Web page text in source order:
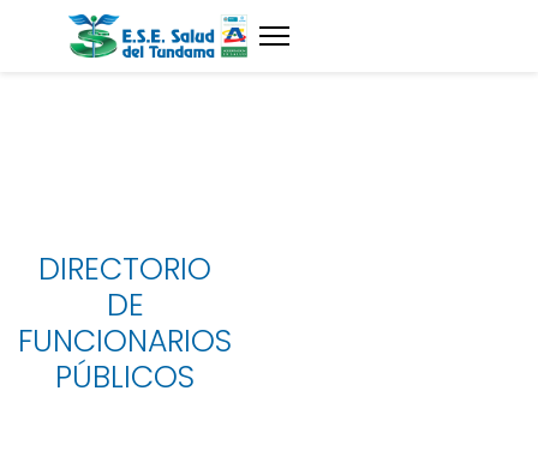
DIRECTORIO
DE
FUNCIONARIOS
PÚBLICOS